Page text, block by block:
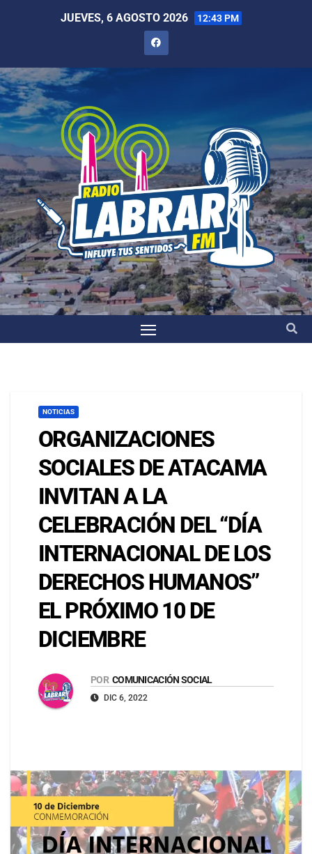
JUEVES, 6 AGOSTO 2026 12:43 PM
NOTICIAS
ORGANIZACIONES
SOCIALES DE ATACAMA
INVITAN A LA
CELEBRACIÓN DEL “DÍA
INTERNACIONAL DE LOS
DERECHOS HUMANOS”
EL PRÓXIMO 10 DE
DICIEMBRE
POR COMUNICACIÓN SOCIAL
DIC 6, 2022